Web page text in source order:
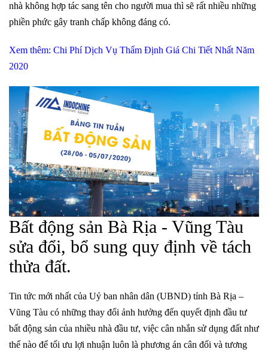
nhà không hợp tác sang tên cho người mua thì sẽ rất nhiều những
phiền phức gây tranh chấp không đáng có.
Xem thêm: Chi Phí Dịch Vụ Thẩm Định Giá Chi Tiết Nhất Năm
2020
Bất động sản Bà Rịa - Vũng Tàu
sửa đổi, bổ sung quy định về tách
thửa đất.
Tin tức mới nhất của Uỷ ban nhân dân (UBND) tỉnh Bà Rịa –
Vũng Tàu có những thay đổi ảnh hưởng đến quyết định đầu tư
bất động sản của nhiều nhà đầu tư, việc cân nhắn sử dụng đất như
thế nào để tối ưu lợi nhuận luôn là phương án cân đối và tương